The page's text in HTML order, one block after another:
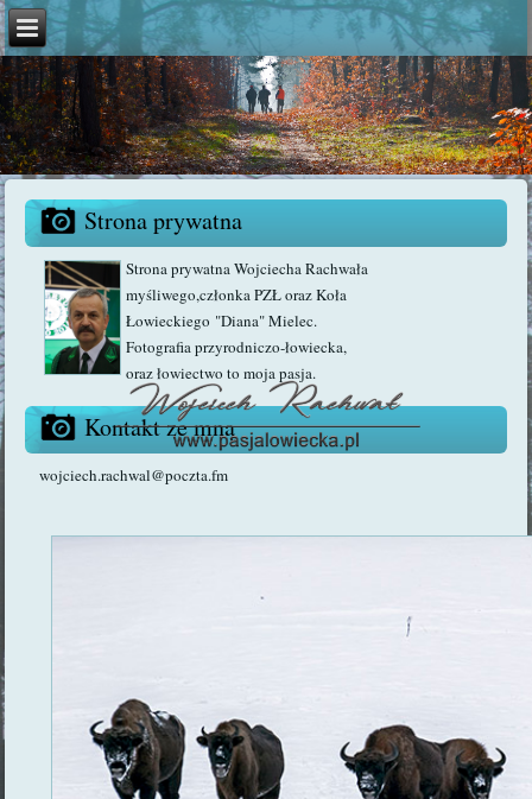
Strona prywatna
Strona prywatna Wojciecha Rachwała
myśliwego,członka PZŁ oraz Koła
Łowieckiego "Diana" Mielec.
Fotografia przyrodniczo-łowiecka,
oraz łowiectwo to moja pasja.
Kontakt ze mną
wojciech.rachwal@poczta.fm